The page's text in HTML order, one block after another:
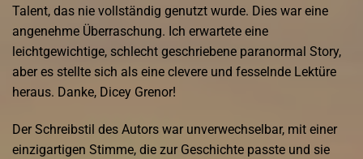
Talent, das nie vollständig genutzt wurde. Dies war eine
angenehme Überraschung. Ich erwartete eine
leichtgewichtige, schlecht geschriebene paranormal Story,
aber es stellte sich als eine clevere und fesselnde Lektüre
heraus. Danke, Dicey Grenor!
Der Schreibstil des Autors war unverwechselbar, mit einer
einzigartigen Stimme, die zur Geschichte passte und sie